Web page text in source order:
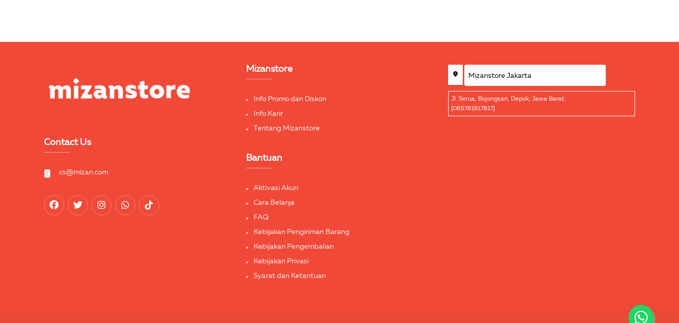
Contact Us
cs@mizan.com
Mizanstore
Info Promo dan Diskon
Info Karir
Tentang Mizanstore
Bantuan
Aktivasi Akun
Cara Belanja
FAQ
Kebijakan Pengiriman Barang
Kebijakan Pengembalian
Kebijakan Privasi
Syarat dan Ketentuan
Jl. Serua, Bojongsari, Depok, Jawa Barat.
[085781817817]